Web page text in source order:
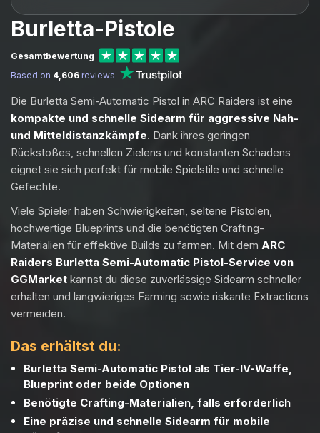
Burletta-Pistole
Gesamtbewertung
Based on 4,606 reviews
Die Burletta Semi-Automatic Pistol in ARC Raiders ist eine
kompakte und schnelle Sidearm für aggressive Nah-
und Mitteldistanzkämpfe. Dank ihres geringen
Rückstoßes, schnellen Zielens und konstanten Schadens
eignet sie sich perfekt für mobile Spielstile und schnelle
Gefechte.
Viele Spieler haben Schwierigkeiten, seltene Pistolen,
hochwertige Blueprints und die benötigten Crafting-
Materialien für effektive Builds zu farmen. Mit dem ARC
Raiders Burletta Semi-Automatic Pistol-Service von
GGMarket kannst du diese zuverlässige Sidearm schneller
erhalten und langwieriges Farming sowie riskante Extractions
vermeiden.
Das erhältst du:
Burletta Semi-Automatic Pistol als Tier-IV-Waffe,
Blueprint oder beide Optionen
Benötigte Crafting-Materialien, falls erforderlich
Eine präzise und schnelle Sidearm für mobile